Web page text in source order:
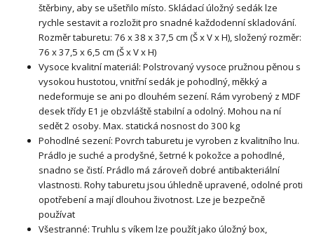
štěrbiny, aby se ušetřilo místo. Skládací úložný sedák lze
rychle sestavit a rozložit pro snadné každodenní skladování.
Rozměr taburetu: 76 x 38 x 37,5 cm (Š x V x H), složený rozměr:
76 x 37,5 x 6,5 cm (Š x V x H)
Vysoce kvalitní materiál: Polstrovaný vysoce pružnou pěnou s
vysokou hustotou, vnitřní sedák je pohodlný, měkký a
nedeformuje se ani po dlouhém sezení. Rám vyrobený z MDF
desek třídy E1 je obzvláště stabilní a odolný. Mohou na ní
sedět 2 osoby. Max. statická nosnost do 300 kg
Pohodlné sezení: Povrch taburetu je vyroben z kvalitního lnu.
Prádlo je suché a prodyšné, šetrné k pokožce a pohodlné,
snadno se čistí. Prádlo má zároveň dobré antibakteriální
vlastnosti. Rohy taburetu jsou úhledně upravené, odolné proti
opotřebení a mají dlouhou životnost. Lze je bezpečně
používat
Všestranné: Truhlu s víkem lze použít jako úložný box,